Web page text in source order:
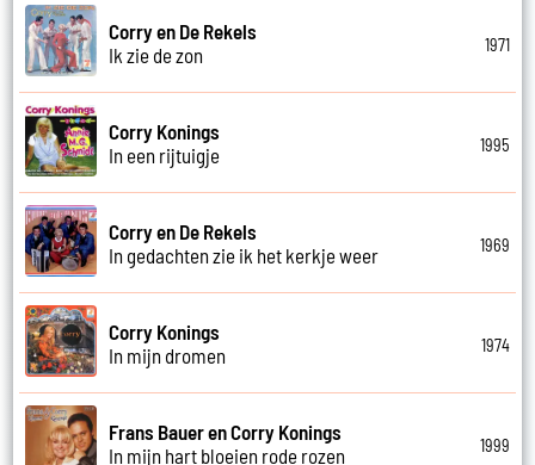
Corry en De Rekels
Ik zie de zon
1971
Corry Konings
In een rijtuigje
1995
Corry en De Rekels
In gedachten zie ik het kerkje weer
1969
Corry Konings
In mijn dromen
1974
Frans Bauer en Corry Konings
In mijn hart bloeien rode rozen
1999